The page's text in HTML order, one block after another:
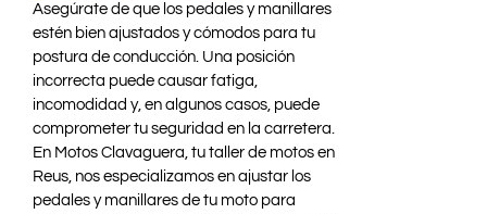
Asegúrate de que los pedales y manillares
estén bien ajustados y cómodos para tu
postura de conducción. Una posición
incorrecta puede causar fatiga,
incomodidad y, en algunos casos, puede
comprometer tu seguridad en la carretera.
En Motos Clavaguera, tu taller de motos en
Reus, nos especializamos en ajustar los
pedales y manillares de tu moto para